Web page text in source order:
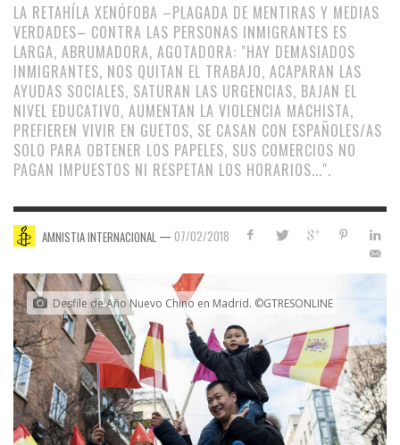
LA RETAHÍLA XENÓFOBA –PLAGADA DE MENTIRAS Y MEDIAS
VERDADES– CONTRA LAS PERSONAS INMIGRANTES ES
LARGA, ABRUMADORA, AGOTADORA: "HAY DEMASIADOS
INMIGRANTES, NOS QUITAN EL TRABAJO, ACAPARAN LAS
AYUDAS SOCIALES, SATURAN LAS URGENCIAS, BAJAN EL
NIVEL EDUCATIVO, AUMENTAN LA VIOLENCIA MACHISTA,
PREFIEREN VIVIR EN GUETOS, SE CASAN CON ESPAÑOLES/AS
SOLO PARA OBTENER LOS PAPELES, SUS COMERCIOS NO
PAGAN IMPUESTOS NI RESPETAN LOS HORARIOS...".
AMNISTIA INTERNACIONAL — 07/02/2018
Desfile de Año Nuevo Chino en Madrid. ©GTRESONLINE